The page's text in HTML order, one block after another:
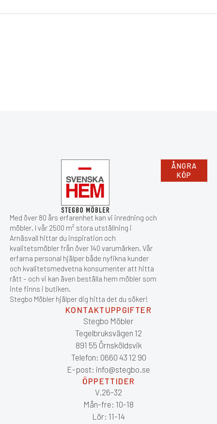
Med över 80 års erfarenhet kan vi inredning och
möbler. I vår 2500 m² stora utställning i
Arnäsvall hittar du inspiration och
kvalitetsmöbler från över 140 varumärken. Vår
erfarna personal hjälper både nyfikna kunder
och kvalitetsmedvetna konsumenter att hitta
rätt – och vi kan även beställa hem möbler som
inte finns i butiken.
Stegbo Möbler hjälper dig hitta det du söker!
ÅNGRA
KÖP
KONTAKTUPPGIFTER
Stegbo Möbler
Tegelbruksvägen 12
891 55 Örnsköldsvik
Telefon: 0660 43 12 90
E-post: info@stegbo.se
ÖPPETTIDER
V.26-32
Mån-fre: 10-18
Lör: 11-14